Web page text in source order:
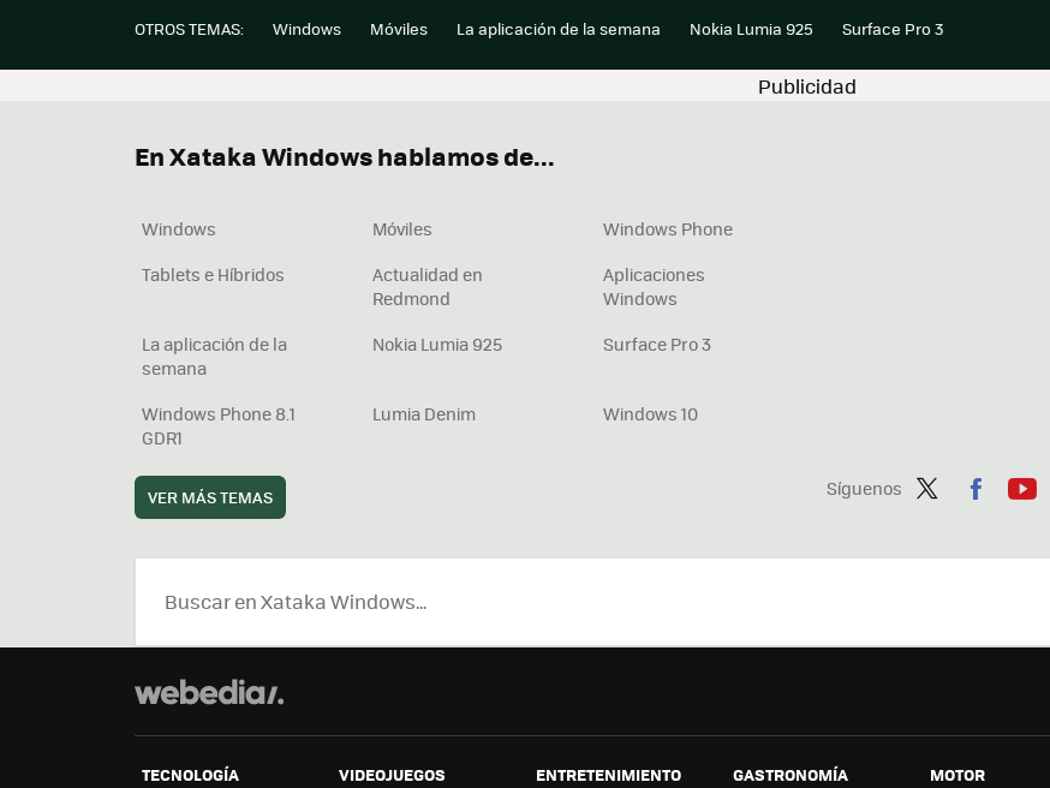
OTROS TEMAS: Windows Móviles La aplicación de la semana Nokia Lumia 925 Surface Pro 3
Síguenos
ter
ebo tub
En Xataka Windows hablamos de...
Windows Móviles
Windows Phone
Tablets e Híbridos
Actualidad en
Redmond
Aplicaciones
Windows
La aplicación de la
semana
Nokia Lumia 925 Surface Pro 3
Windows Phone 8.1
GDR1
Lumia Denim Windows 10
VER MÁS TEMAS
TECNOLOGÍA VIDEOJUEGOS ENTRETENIMIENTO GASTRONOMÍA MOTOR